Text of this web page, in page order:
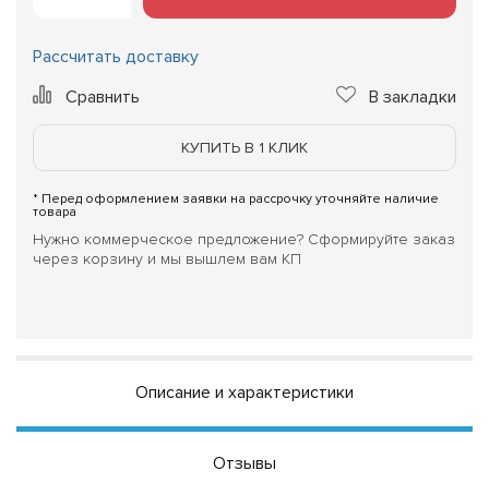
Рассчитать доставку
Сравнить
В закладки
КУПИТЬ В 1 КЛИК
* Перед оформлением заявки на рассрочку уточняйте наличие
товара
Нужно коммерческое предложение? Сформируйте заказ
через корзину и мы вышлем вам КП
Описание и характеристики
Отзывы